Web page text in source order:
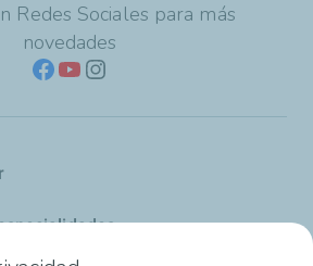
Redes Sociales para más
novedades